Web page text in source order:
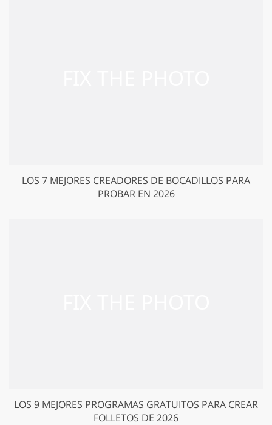
LOS 7 MEJORES CREADORES DE BOCADILLOS PARA
PROBAR EN 2026
LOS 9 MEJORES PROGRAMAS GRATUITOS PARA CREAR
FOLLETOS DE 2026